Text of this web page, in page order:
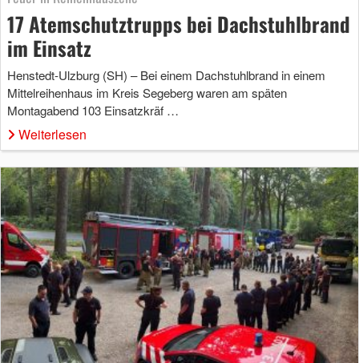
17 Atemschutztrupps bei Dachstuhlbrand
im Einsatz
Henstedt-Ulzburg (SH) – Bei einem Dachstuhlbrand in einem
Mittelreihenhaus im Kreis Segeberg waren am späten
Montagabend 103 Einsatzkräf …
Weiterlesen